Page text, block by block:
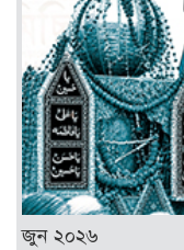
জুন ২০২৬